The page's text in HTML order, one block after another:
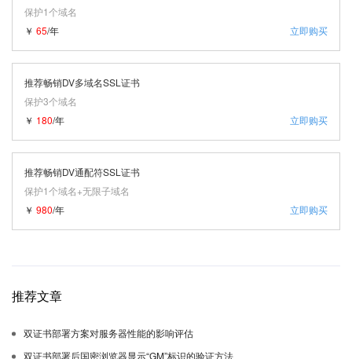
保护1个域名
立即购买
￥ 65/年
推荐畅销DV多域名SSL证书
保护3个域名
立即购买
￥ 180/年
推荐畅销DV通配符SSL证书
保护1个域名+无限子域名
立即购买
￥ 980/年
推荐文章
双证书部署方案对服务器性能的影响评估
双证书部署后国密浏览器显示“GM”标识的验证方法